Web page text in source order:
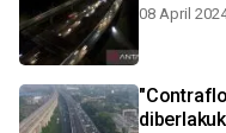
08 April